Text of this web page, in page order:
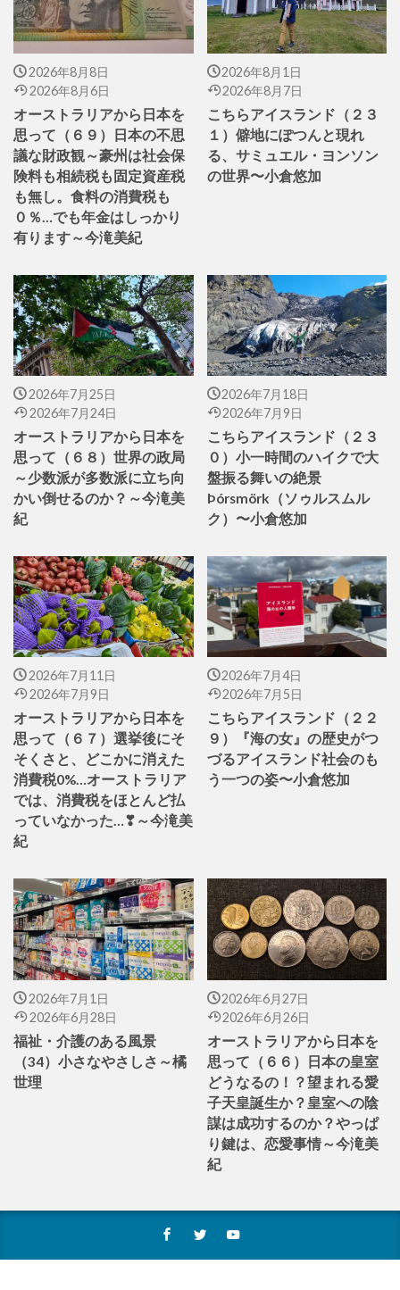
2026年8月8日
2026年8月6日
オーストラリアから日本を
思って（６９）日本の不思
議な財政観～豪州は社会保
険料も相続税も固定資産税
も無し。食料の消費税も
０％…でも年金はしっかり
有ります～今滝美紀
2026年8月1日
2026年8月7日
こちらアイスランド（２３
１）僻地にぽつんと現れ
る、サミュエル・ヨンソン
の世界〜小倉悠加
2026年7月25日
2026年7月24日
オーストラリアから日本を
思って（６８）世界の政局
～少数派が多数派に立ち向
かい倒せるのか？～今滝美
紀
2026年7月18日
2026年7月9日
こちらアイスランド（２３
０）小一時間のハイクで大
盤振る舞いの絶景
Þórsmörk（ソゥルスムル
ク）〜小倉悠加
2026年7月11日
2026年7月9日
オーストラリアから日本を
思って（６７）選挙後にそ
そくさと、どこかに消えた
消費税0%…オーストラリア
では、消費税をほとんど払
っていなかった…❣～今滝美
紀
2026年7月4日
2026年7月5日
こちらアイスランド（２２
９）『海の女』の歴史がつ
づるアイスランド社会のも
う一つの姿〜小倉悠加
2026年7月1日
2026年6月28日
福祉・介護のある風景
（34）小さなやさしさ～橘
世理
2026年6月27日
2026年6月26日
オーストラリアから日本を
思って（６６）日本の皇室
どうなるの！？望まれる愛
子天皇誕生か？皇室への陰
謀は成功するのか？やっぱ
り鍵は、恋愛事情～今滝美
紀